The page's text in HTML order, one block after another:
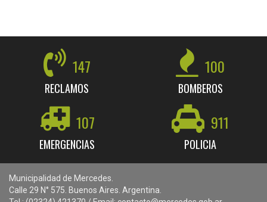
147
RECLAMOS
100
BOMBEROS
107
EMERGENCIAS
911
POLICIA
Municipalidad de Mercedes.
Calle 29 N° 575. Buenos Aires. Argentina.